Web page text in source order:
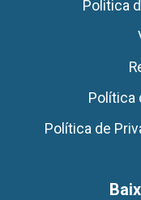
Politica
Política
Política de